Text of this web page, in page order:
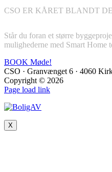
CSO ER KÅRET BLANDT
BOOK
Står du foran et større
mulighederne med Smart Home
BOOK Møde!
CSO · Granvænget 6 · 4060
Copyright © 2026
YouTube
Instagram
Facebook
LinkedIn
Page load link
X